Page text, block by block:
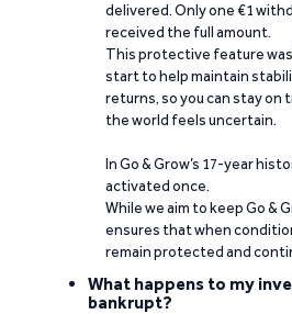
delivered. Only one €1
received the full amount.
This protective feature
start to help maintain
returns, so you can stay on
the world feels uncertain.
In Go & Grow’s 17-year
activated once.
While we aim to keep Go &
ensures that when
remain protected and
What happens to my
bankrupt?